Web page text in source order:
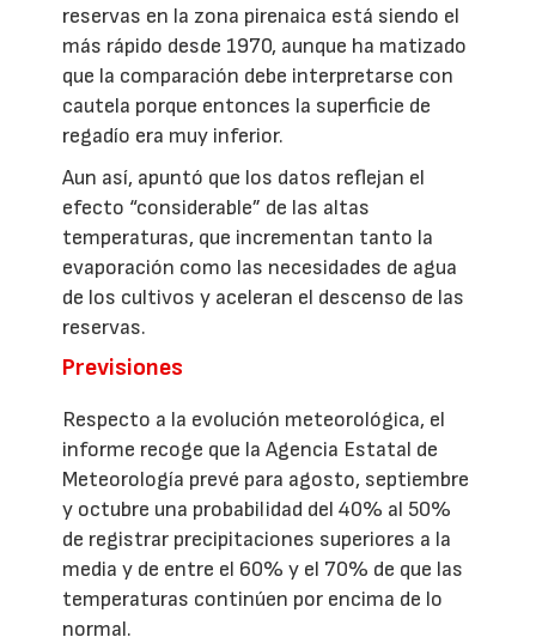
reservas en la zona pirenaica está siendo el
más rápido desde 1970, aunque ha matizado
que la comparación debe interpretarse con
cautela porque entonces la superficie de
regadío era muy inferior.
Aun así, apuntó que los datos reflejan el
efecto “considerable” de las altas
temperaturas, que incrementan tanto la
evaporación como las necesidades de agua
de los cultivos y aceleran el descenso de las
reservas.
Previsiones
Respecto a la evolución meteorológica, el
informe recoge que la Agencia Estatal de
Meteorología prevé para agosto, septiembre
y octubre una probabilidad del 40% al 50%
de registrar precipitaciones superiores a la
media y de entre el 60% y el 70% de que las
temperaturas continúen por encima de lo
normal.